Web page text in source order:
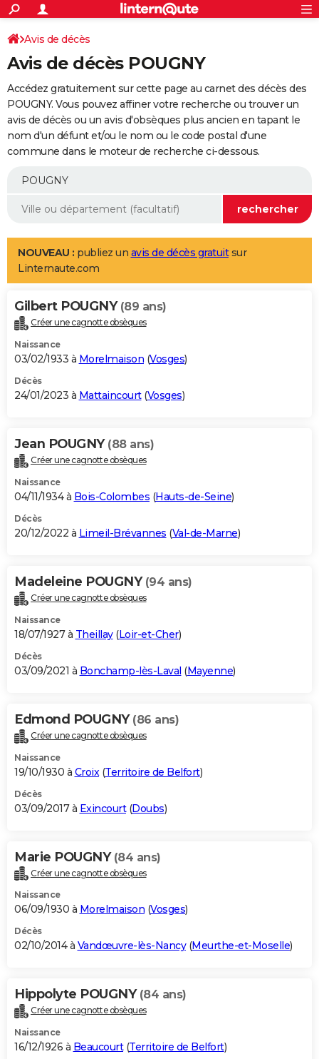
ACTUALITÉS
Politique
Société
Faits Divers
Education
Monde
Villes
+
SPORT
Coupe du monde 2026
Football
Tennis
Cyclisme
Rugby
Forum
Programme TV
TNT
Streaming
Cinéma
Sorties cinéma
Musique
+
FINANCE
Retraite
Epargne
Immobilier
Risques naturels par ville
Banque
Assurance
AUTO
Essais
Réserver un essai
Citadines
Berlines
SUV
Forum auto
+
Mobiles
Meilleur smartphone
Internet
Ordinateurs
Jeux vidéo
Guide high-tech
Aménagement intérieur
LIFESTYLE
Art de vivre
Bien-être
Loisirs
Mode
Modes de vie
Alimentation
Guide de la santé
Maladies
Médicaments
Sommeil
VOYAGE
Destinations
City break
Voyage nature
Voyage de noces
Forum
Climat
+PHOTO
GUIDES D'ACHAT
BONS PLANS
Carte de Noël
Carte Bonne année
Carte Saint-Valentin
Carte Pâques
Carte d'anniversaire
DICTIONNAIRE
Dictionnaire
Biographies
Citations
Expressions
Proverbes
PROGRAMME TV
S'inscrire
Se connecter
Lycées
Collèges
Primaires
Universités
Entreprises
Service militaire
Avis de recherche
AVIS DE DÉCÈS
Bricolage
Lifestyle
Culture
Sport
Auto
Television
Voyage
Cinema
Avis de décès
Avis de décès POUGNY
Accédez gratuitement sur cette page au carnet des décès des
POUGNY. Vous pouvez affiner votre recherche ou trouver un
avis de décès ou un avis d'obsèques plus ancien en tapant le
nom d'un défunt et/ou le nom ou le code postal d'une
commune dans le moteur de recherche ci-dessous.
NOUVEAU : publiez un avis de décès gratuitsur
Linternaute.com
Gilbert POUGNY (89 ans)
Créer une cagnotte obsèques
Naissance
03/02/1933 à Morelmaison (Vosges)
Décès
24/01/2023 à Mattaincourt(Vosges)
Jean POUGNY (88 ans)
Créer une cagnotte obsèques
Naissance
04/11/1934 à Bois-Colombes (Hauts-de-Seine)
Décès
20/12/2022 à Limeil-Brévannes (Val-de-Marne)
Madeleine POUGNY (94 ans)
Créer une cagnotte obsèques
Naissance
18/07/1927 à Theillay(Loir-et-Cher)
Décès
03/09/2021 à Bonchamp-lès-Laval (Mayenne)
Edmond POUGNY (86 ans)
Créer une cagnotte obsèques
Naissance
19/10/1930 à Croix (Territoire de Belfort)
Décès
03/09/2017 à Exincourt(Doubs)
Marie POUGNY (84 ans)
Créer une cagnotte obsèques
Naissance
06/09/1930 à Morelmaison (Vosges)
Décès
02/10/2014 à Vandœuvre-lès-Nancy(Meurthe-et-Moselle)
Hippolyte POUGNY (84 ans)
Créer une cagnotte obsèques
Naissance
16/12/1926 à Beaucourt(Territoire de Belfort)